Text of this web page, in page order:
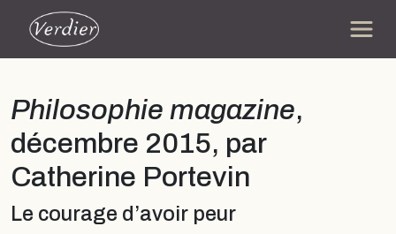
Philosophie magazine,
décembre 2015, par
Catherine Portevin
Le courage d’avoir peur